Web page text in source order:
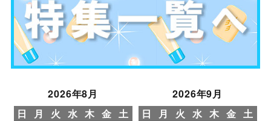
2026年8月
日
月 火 水 木 金 土
2026年9月
日
月 火 水 木 金 土